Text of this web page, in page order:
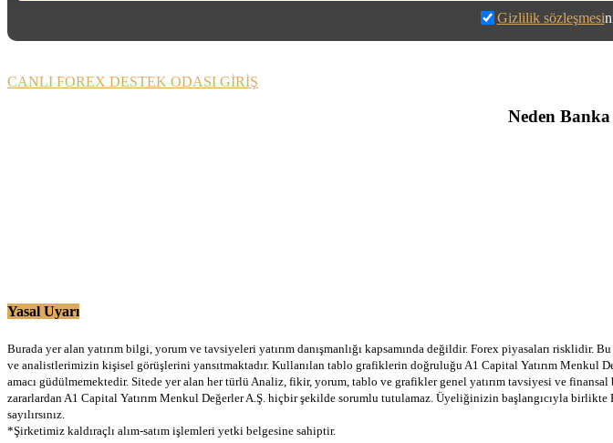
Gizlilik sözleşmesi
CANLI FOREX DESTEK ODASI GİRİŞ
Neden
Yasal Uyarı
Burada yer alan yatırım bilgi, yorum ve tavsiyeleri yatırım danışmanlığı kapsamında değildir. Forex piyasaları
ve analistlerimizin kişisel görüşlerini yansıtmaktadır. Kullanılan tablo grafiklerin doğruluğu A1 Capital Yatırım Menkul
amacı güdülmemektedir. Sitede yer alan her türlü Analiz, fikir, yorum, tablo ve grafikler genel yatırım tavsiyesi ve
zararlardan A1 Capital Yatırım Menkul Değerler A.Ş. hiçbir şekilde sorumlu tutulamaz. Üyeliğinizin başlangıcıyla
sayılırsınız.
*Şirketimiz kaldıraçlı alım-satım işlemleri yetki belgesine sahiptir.